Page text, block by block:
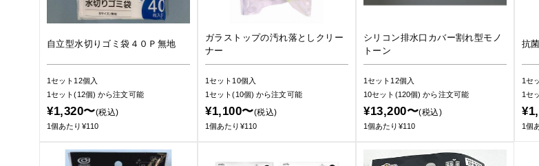
自立型水切りゴミ袋４０Ｐ無地
1セット12個入
1セット(12個)から注文可能
¥1,320〜(税込)
1個あたり¥110
ガラストップの汚れ落としクリー
ナー
1セット10個入
1セット(10個)から注文可能
¥1,100〜(税込)
1個あたり¥110
シリコン排水口カバー割れ型モノ
トーン
1セット12個入
10セット(120個)から注文可能
¥13,200〜(税込)
1個あたり¥110
抗
1セ
1セ
1個